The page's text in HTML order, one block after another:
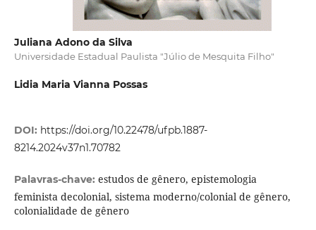
Juliana Adono da Silva
Universidade Estadual Paulista "Júlio de Mesquita Filho"
Lidia Maria Vianna Possas
DOI: https://doi.org/10.22478/ufpb.1887-
8214.2024v37n1.70782
Palavras-chave: estudos de gênero, epistemologia
feminista decolonial, sistema moderno/colonial de gênero,
colonialidade de gênero